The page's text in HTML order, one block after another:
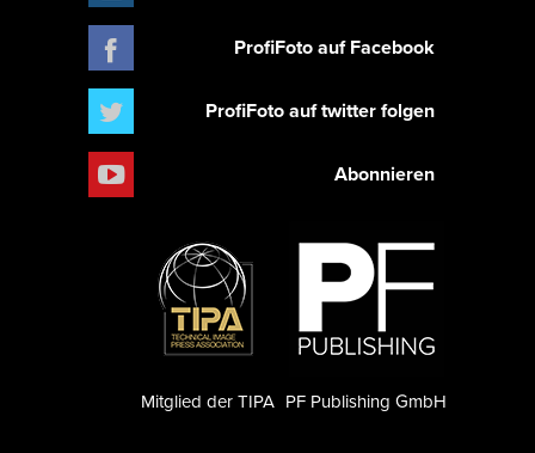
ProfiFoto auf Facebook
ProfiFoto auf twitter folgen
Abonnieren
PF Publishing GmbH
Mitglied der TIPA